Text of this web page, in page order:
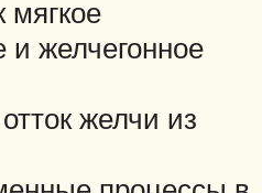
мягкое
и желчегонное
желчи из